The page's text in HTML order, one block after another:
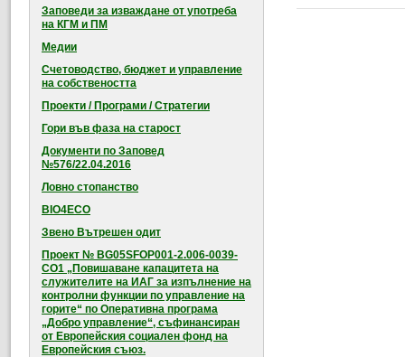
Заповеди за изваждане от употреба
на КГМ и ПМ
Медии
Счетоводство, бюджет и управление
на собствеността
Проекти / Програми / Стратегии
Гори във фаза на старост
Документи по Заповед
№576/22.04.2016
Ловно стопанство
BIO4ECO
Звено Вътрешен одит
Проект № BG05SFOP001-2.006-0039-
CO1 „Повишаване капацитета на
служителите на ИАГ за изпълнение на
контролни функции по управление на
горите“ по Оперативна програма
„Добро управление“, съфинансиран
от Европейския социален фонд на
Европейския съюз.